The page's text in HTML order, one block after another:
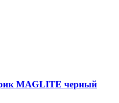
MAGLITE черный